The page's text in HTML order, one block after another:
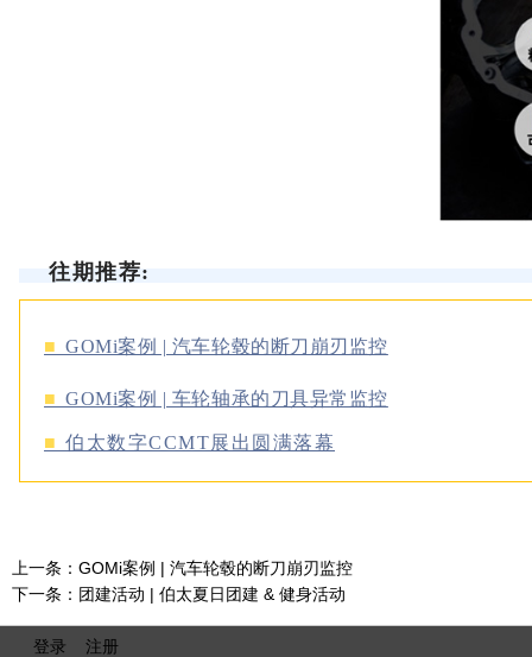
往期推荐:
■ GOMi案例 | 汽车轮毂的断刀崩刃监控
■ GOMi案例 | 车轮轴承的刀具异常监控
■ 伯太数字CCMT展出圆满落幕
上一条： GOMi案例 | 汽车轮毂的断刀崩刃监控
下一条： 团建活动 | 伯太夏日团建 & 健身活动
登录 注册